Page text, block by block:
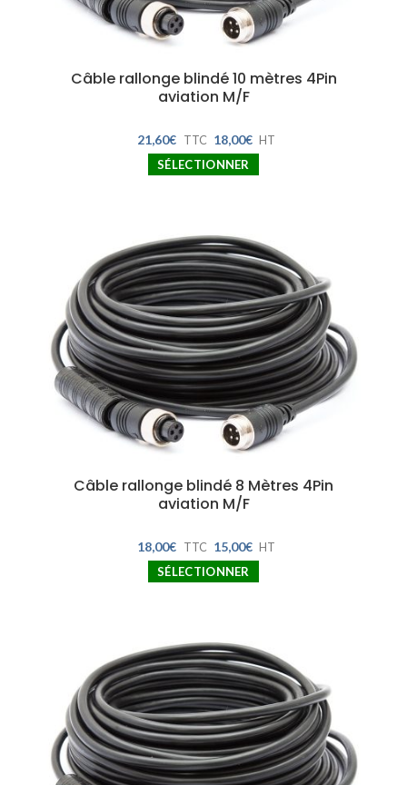
Câble rallonge blindé 10 mètres 4Pin
aviation M/F
21,60€ TTC 18,00€ HT
SÉLECTIONNER
Câble rallonge blindé 8 Mètres 4Pin
aviation M/F
18,00€ TTC 15,00€ HT
SÉLECTIONNER